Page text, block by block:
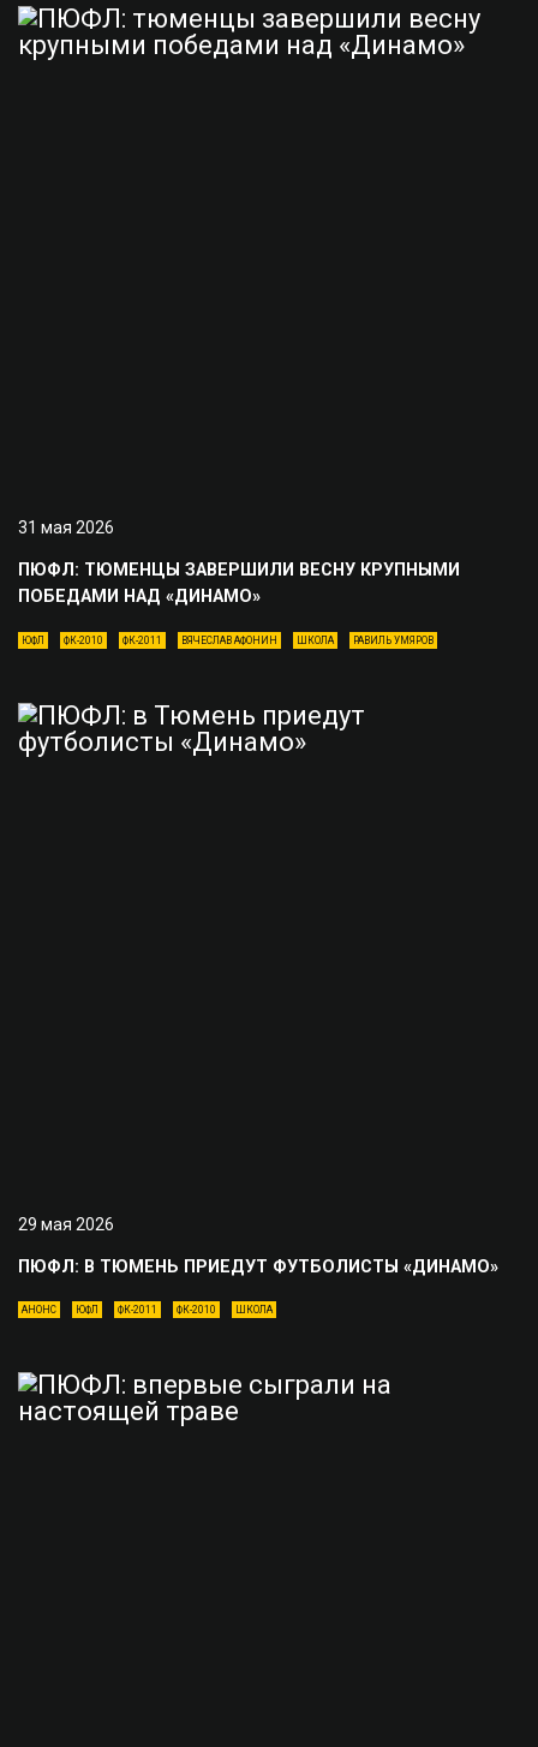
31 мая 2026
ПЮФЛ: ТЮМЕНЦЫ ЗАВЕРШИЛИ ВЕСНУ КРУПНЫМИ
ПОБЕДАМИ НАД «ДИНАМО»
ЮФЛ ФК-2010 ФК-2011 ВЯЧЕСЛАВ АФОНИН ШКОЛА РАВИЛЬ УМЯРОВ
29 мая 2026
ПЮФЛ: В ТЮМЕНЬ ПРИЕДУТ ФУТБОЛИСТЫ «ДИНАМО»
АНОНС ЮФЛ ФК-2011 ФК-2010 ШКОЛА